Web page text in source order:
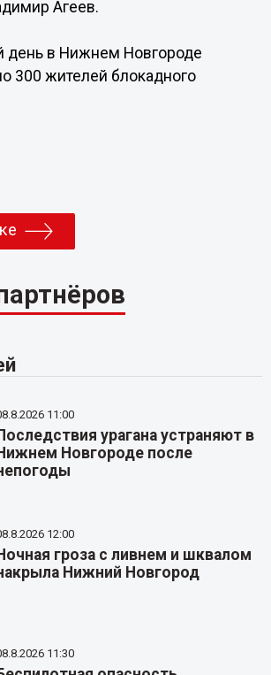
Агеев.
день в Нижнем Новгороде
300 жителей блокадного
11:00
урагана устраняют в
Новгороде после
12:00
гроза с ливнем и шквалом
Нижний Новгород
11:30